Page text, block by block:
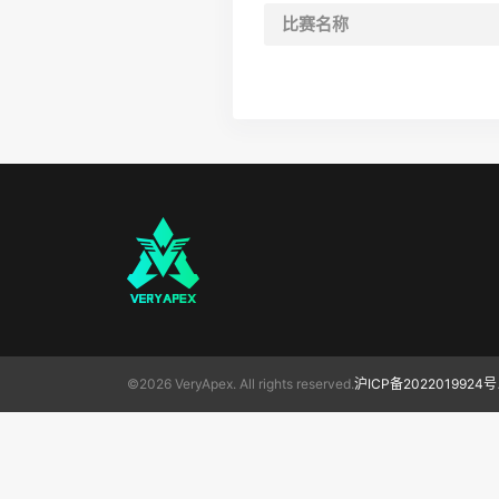
比赛名称
©2026 VeryApex. All rights reserved.沪ICP备2022019924号.